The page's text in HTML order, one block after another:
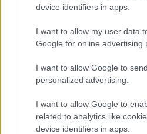
device identifiers in apps.
I want to allow my user data
Google for online advertising
I want to allow Google to
personalized advertising.
I want to allow Google to
related to analytics like
device identifiers in apps.